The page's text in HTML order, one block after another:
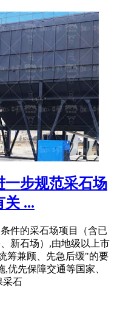
一步规范采石场
关 ...
件的采石场项目（含已
新石场）,由地级以上市
筹兼顾、先急后缓"的要
优先保障交通等国家、
采石